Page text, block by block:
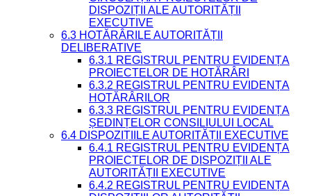
DISPOZIȚII ALE AUTORITĂȚII
EXECUTIVE
6.3 HOTĂRÂRILE AUTORITĂȚII
DELIBERATIVE
6.3.1 REGISTRUL PENTRU EVIDENȚA
PROIECTELOR DE HOTĂRÂRI
6.3.2 REGISTRUL PENTRU EVIDENȚA
HOTĂRÂRILOR
6.3.3 REGISTRUL PENTRU EVIDENȚA
ȘEDINȚELOR CONSILIULUI LOCAL
6.4 DISPOZIȚIILE AUTORITĂȚII EXECUTIVE
6.4.1 REGISTRUL PENTRU EVIDENȚA
PROIECTELOR DE DISPOZIȚII ALE
AUTORITĂȚII EXECUTIVE
6.4.2 REGISTRUL PENTRU EVIDENȚA